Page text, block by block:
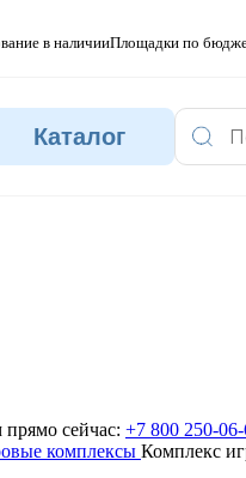
в наличииПлощадки по
Каталог
сейчас: +7 800 250-
комплексы Комплекс